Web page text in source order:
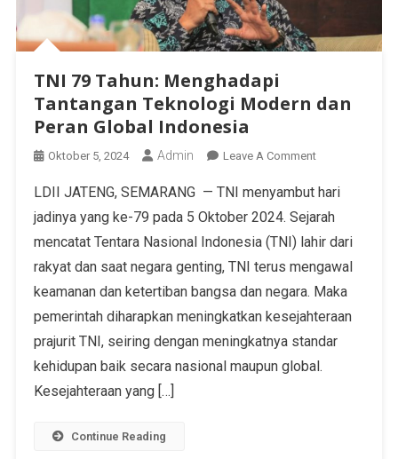
TNI 79 Tahun: Menghadapi
Tantangan Teknologi Modern dan
Peran Global Indonesia
Oktober 5, 2024 Admin Leave A Comment
LDII JATENG, SEMARANG — TNI menyambut hari
jadinya yang ke-79 pada 5 Oktober 2024. Sejarah
mencatat Tentara Nasional Indonesia (TNI) lahir dari
rakyat dan saat negara genting, TNI terus mengawal
keamanan dan ketertiban bangsa dan negara. Maka
pemerintah diharapkan meningkatkan kesejahteraan
prajurit TNI, seiring dengan meningkatnya standar
kehidupan baik secara nasional maupun global.
Kesejahteraan yang […]
Continue Reading